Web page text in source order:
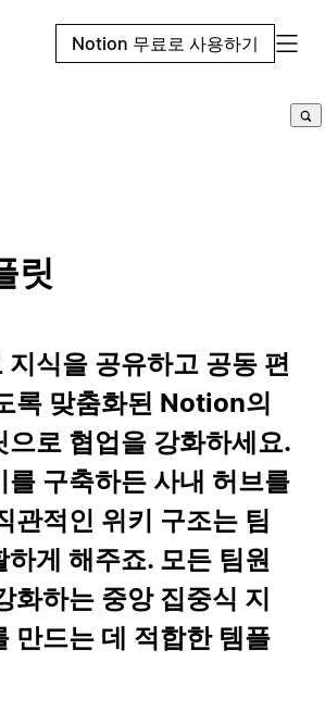
Notion 무료로 사용하기
릿
지식을 공유하고 공동 편
록 맞춤화된 Notion의
으로 협업을 강화하세요.
를 구축하든 사내 허브를
관적인 위키 구조는 팀
게 해주죠. 모든 팀원
화하는 중앙 집중식 지
만드는 데 적합한 템플